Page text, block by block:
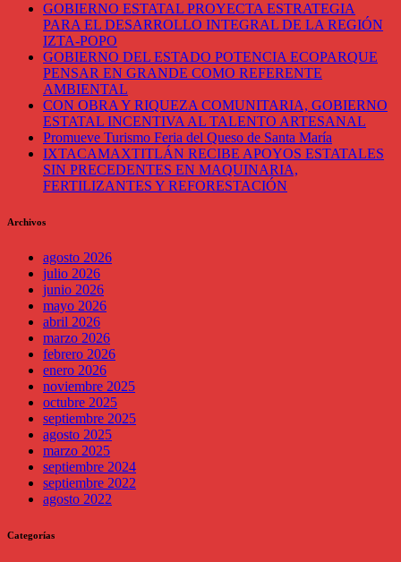
GOBIERNO ESTATAL PROYECTA ESTRATEGIA
PARA EL DESARROLLO INTEGRAL DE LA REGIÓN
IZTA-POPO
GOBIERNO DEL ESTADO POTENCIA ECOPARQUE
PENSAR EN GRANDE COMO REFERENTE
AMBIENTAL
CON OBRA Y RIQUEZA COMUNITARIA, GOBIERNO
ESTATAL INCENTIVA AL TALENTO ARTESANAL
Promueve Turismo Feria del Queso de Santa María
IXTACAMAXTITLÁN RECIBE APOYOS ESTATALES
SIN PRECEDENTES EN MAQUINARIA,
FERTILIZANTES Y REFORESTACIÓN
Archivos
agosto 2026
julio 2026
junio 2026
mayo 2026
abril 2026
marzo 2026
febrero 2026
enero 2026
noviembre 2025
octubre 2025
septiembre 2025
agosto 2025
marzo 2025
septiembre 2024
septiembre 2022
agosto 2022
Categorías